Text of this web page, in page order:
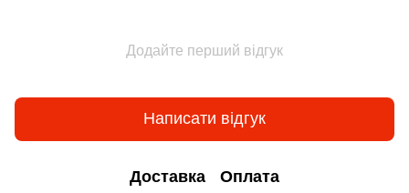
Додайте перший відгук
Написати відгук
Доставка Оплата